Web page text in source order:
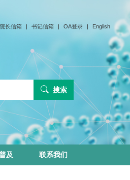
院长信箱 书记信箱 OA登录 English
搜索
及 联系我们